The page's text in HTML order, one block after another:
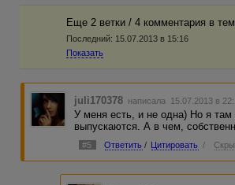
Еще 2 ветки / 4 комментария в
Последний: 15.07.2013 в 15:16
Показать
juli170378 написала 15.07.2013 в
У меня есть, и не одна) Но я там
выпускаются. А в чем,
#5 Ответить / Цитировать /